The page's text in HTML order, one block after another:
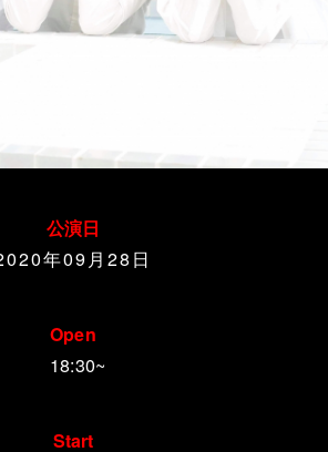
公演日
年09月28 日
Open
18:30~
Start